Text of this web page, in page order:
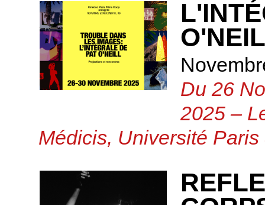
Du 26
2025 –
Médicis, Université Paris